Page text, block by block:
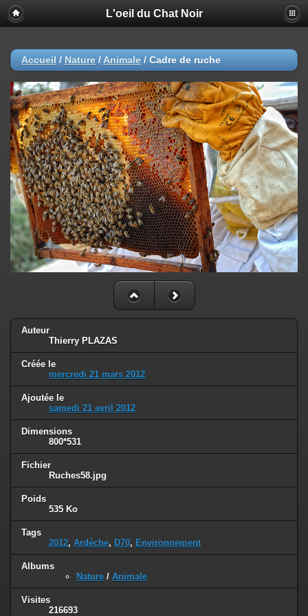
L'oeil du Chat Noir
Accueil / Nature / Animale / Cadre de ruche
Auteur
Thierry PLAZAS
Créée le
mercredi 21 mars 2012
Ajoutée le
samedi 21 avril 2012
Dimensions
800*531
Fichier
Ruches58.jpg
Poids
535 Ko
Tags
2012, Ardèche, D70, Environnement
Albums
Nature / Animale
Visites
216693